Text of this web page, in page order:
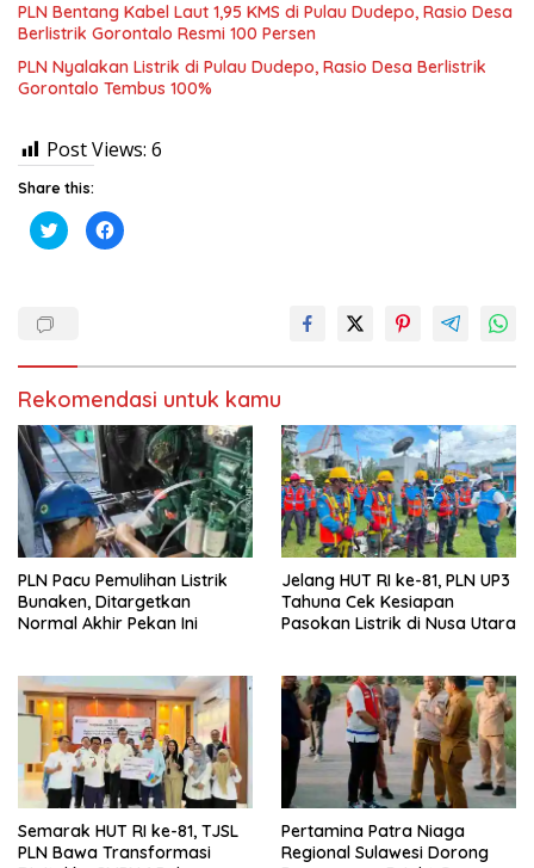
PLN Bentang Kabel Laut 1,95 KMS di Pulau Dudepo, Rasio Desa
Berlistrik Gorontalo Resmi 100 Persen
PLN Nyalakan Listrik di Pulau Dudepo, Rasio Desa Berlistrik
Gorontalo Tembus 100%
Post Views: 6
Share this:
K
l
e
b
a
g
i
p
a
d
a
T
w
i
t
e
r
(
M
u
k
a
d
i
j
e
n
e
l
a
y
K
l
e
b
a
g
i
a
d
i
F
a
c
b
o
o
k
m
b
u
k
a
d
i
e
n
d
e
l
Rekomendasi untuk kamu
PLN Pacu Pemulihan Listrik
Bunaken, Ditargetkan
Normal Akhir Pekan Ini
Jelang HUT RI ke-81, PLN UP3
Tahuna Cek Kesiapan
Pasokan Listrik di Nusa Utara
Semarak HUT RI ke-81, TJSL
PLN Bawa Transformasi
Pertamina Patra Niaga
Regional Sulawesi Dorong